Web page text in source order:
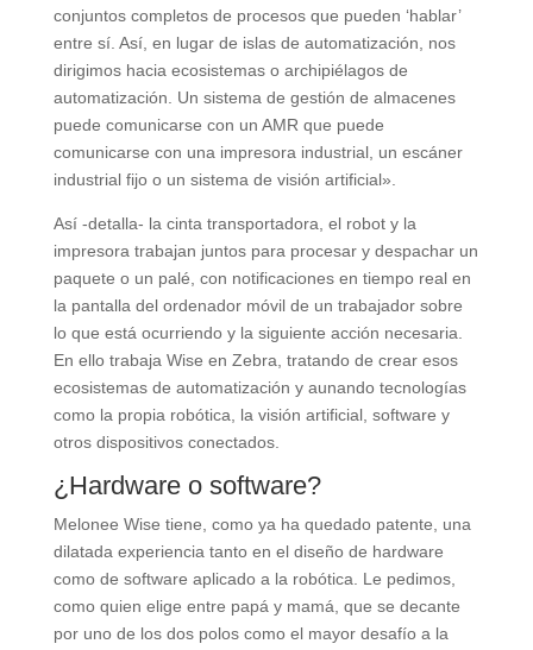
conjuntos completos de procesos que pueden ‘hablar’
entre sí. Así, en lugar de islas de automatización, nos
dirigimos hacia ecosistemas o archipiélagos de
automatización. Un sistema de gestión de almacenes
puede comunicarse con un AMR que puede
comunicarse con una impresora industrial, un escáner
industrial fijo o un sistema de visión artificial».
Así -detalla- la cinta transportadora, el robot y la
impresora trabajan juntos para procesar y despachar un
paquete o un palé, con notificaciones en tiempo real en
la pantalla del ordenador móvil de un trabajador sobre
lo que está ocurriendo y la siguiente acción necesaria.
En ello trabaja Wise en Zebra, tratando de crear esos
ecosistemas de automatización y aunando tecnologías
como la propia robótica, la visión artificial, software y
otros dispositivos conectados.
¿Hardware o software?
Melonee Wise tiene, como ya ha quedado patente, una
dilatada experiencia tanto en el diseño de hardware
como de software aplicado a la robótica. Le pedimos,
como quien elige entre papá y mamá, que se decante
por uno de los dos polos como el mayor desafío a la